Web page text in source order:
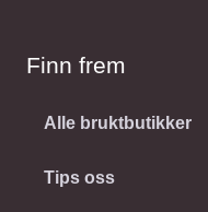
Finn frem
Alle bruktbutikker
Tips oss